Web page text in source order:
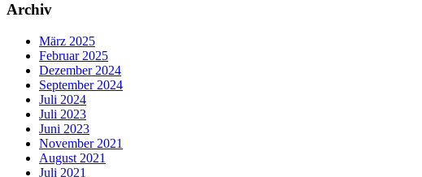
Archiv
März 2025
Februar 2025
Dezember 2024
September 2024
Juli 2024
Juli 2023
Juni 2023
November 2021
August 2021
Juli 2021